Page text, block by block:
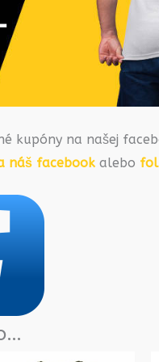
kupóny na našej
náš facebook alebo